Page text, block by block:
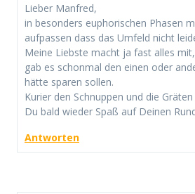
Lieber Manfred,
in besonders euphorischen Phasen
aufpassen dass das Umfeld nicht
Meine Liebste macht ja fast alles
gab es schonmal den einen oder
hätte sparen sollen.
Kurier den Schnuppen und die
Du bald wieder Spaß auf Deinen
Antworten